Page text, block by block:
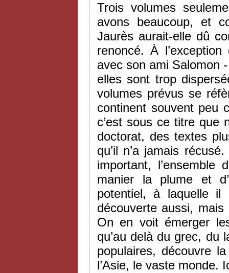
Trois volumes
avons beaucoup, et
Jaurès aurait-elle dû
renoncé. À
avec son ami Salomon
elles sont trop
volumes prévus se
continent souvent peu
c’est sous ce titre que
doctorat, des textes
qu’il n’a jamais
important,
manier la plume et
potentiel, à laquelle il
découverte aussi,
On en voit émerger
qu’au delà du grec, du
populaires, découvre
l’Asie, le vaste monde.